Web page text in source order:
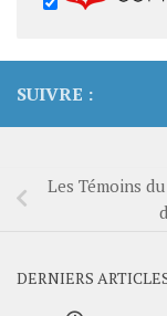
SUIVRE :
Les Témoins
DERNIERS